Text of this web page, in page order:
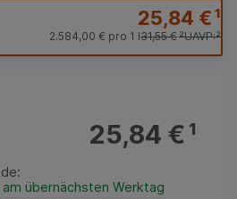
25,84 €¹
UAVP:²
31,55 €²
2.584,00 € pro 1 l
25,84 €¹
:
übernächsten Werktag